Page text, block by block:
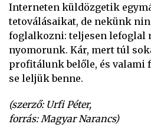
Interneten küldözgetik
tetoválásaikat, de nekünk
foglalkozni: teljesen lefoglal
nyomorunk. Kár, mert túl
profitálunk belőle, és valami
se leljük benne.
(szerző: Urfi Péter,
forrás: Magyar Narancs)